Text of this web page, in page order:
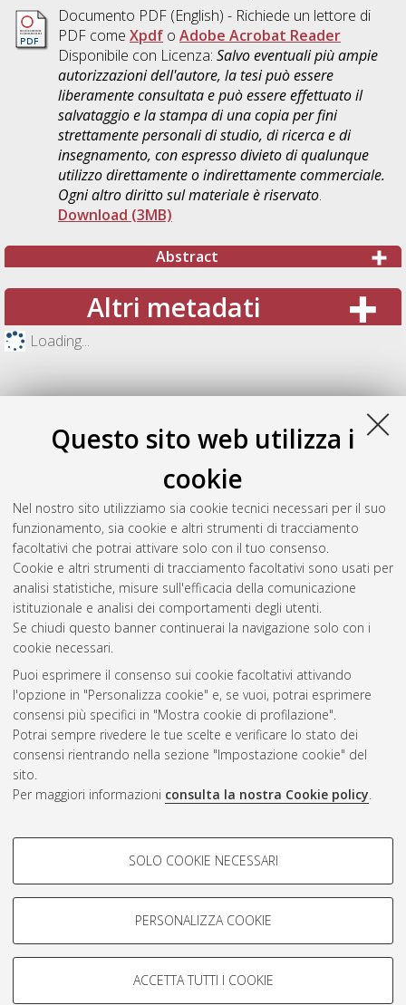
Questo sito web utilizza i
cookie
Nel nostro sito utilizziamo sia cookie tecnici necessari per il suo
funzionamento, sia cookie e altri strumenti di tracciamento
facoltativi che potrai attivare solo con il tuo consenso.
Cookie e altri strumenti di tracciamento facoltativi sono usati per
analisi statistiche, misure sull'efficacia della comunicazione
istituzionale e analisi dei comportamenti degli utenti.
Se chiudi questo banner continuerai la navigazione solo con i
cookie necessari.
Puoi esprimere il consenso sui cookie facoltativi attivando
l'opzione in "Personalizza cookie" e, se vuoi, potrai esprimere
consensi più specifici in "Mostra cookie di profilazione".
Potrai sempre rivedere le tue scelte e verificare lo stato dei
consensi rientrando nella sezione "Impostazione cookie" del
sito.
Per maggiori informazioni consulta la nostra Cookie policy.
COOKIE DI PROFILAZIONE -
Si tratta di cookie utilizzati per analizzare le caratteristiche della
navigazione degli utenti, creare profili in base al loro comportamento
Mostra cookie di profilazione
SOLO COOKIE NECESSARI
PERSONALIZZA COOKIE
ACCETTA TUTTI I COOKIE
Documento PDF(English) - Richiede un lettore di
PDF come Xpdfo Adobe Acrobat Reader
Disponibile con Licenza: Salvo eventuali più ampie
autorizzazioni dell'autore, la tesi può essere
liberamente consultata e può essere effettuato il
salvataggio e la stampa di una copia per fini
strettamente personali di studio, di ricerca e di
insegnamento, con espresso divieto di qualunque
utilizzo direttamente o indirettamente commerciale.
Ogni altro diritto sul materiale è riservato.
Download (3MB)
Abstract
Altri metadati
Loading...
Gestione del documento:
Atom
Rss 1.0
Rss 2.0
ISSN: 2038-7946
Impostazioni Cookie
Informativa sulla privacy
Condizioni d’uso del sito